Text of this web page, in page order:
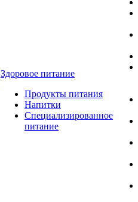
Здоровое питание
Продукты питания
Напитки
Специализированное
питание